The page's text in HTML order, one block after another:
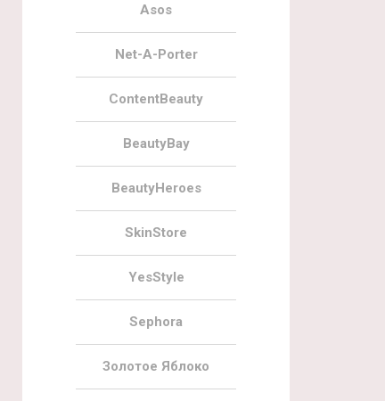
Asos
Net-A-Porter
ContentBeauty
BeautyBay
BeautyHeroes
SkinStore
YesStyle
Sephora
Золотое Яблоко